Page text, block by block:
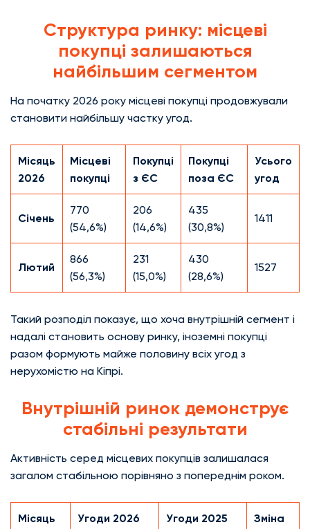
Структура ринку: місцеві
покупці залишаються
найбільшим сегментом
На початку 2026 року місцеві покупці продовжували
становити найбільшу частку угод.
Місяць
2026
Місцеві
покупці
Покупці
з ЄС
Покупці
поза ЄС
Усього
угод
Січень
770
(54,6%)
206
(14,6%)
435
(30,8%)
1411
Лютий
866
(56,3%)
231
(15,0%)
430
(28,6%)
1527
Такий розподіл показує, що хоча внутрішній сегмент і
надалі становить основу ринку, іноземні покупці
разом формують майже половину всіх угод з
нерухомістю на Кіпрі.
Внутрішній ринок демонструє
стабільні результати
Активність серед місцевих покупців залишалася
загалом стабільною порівняно з попереднім роком.
Місяць Угоди 2026 Угоди 2025 Зміна